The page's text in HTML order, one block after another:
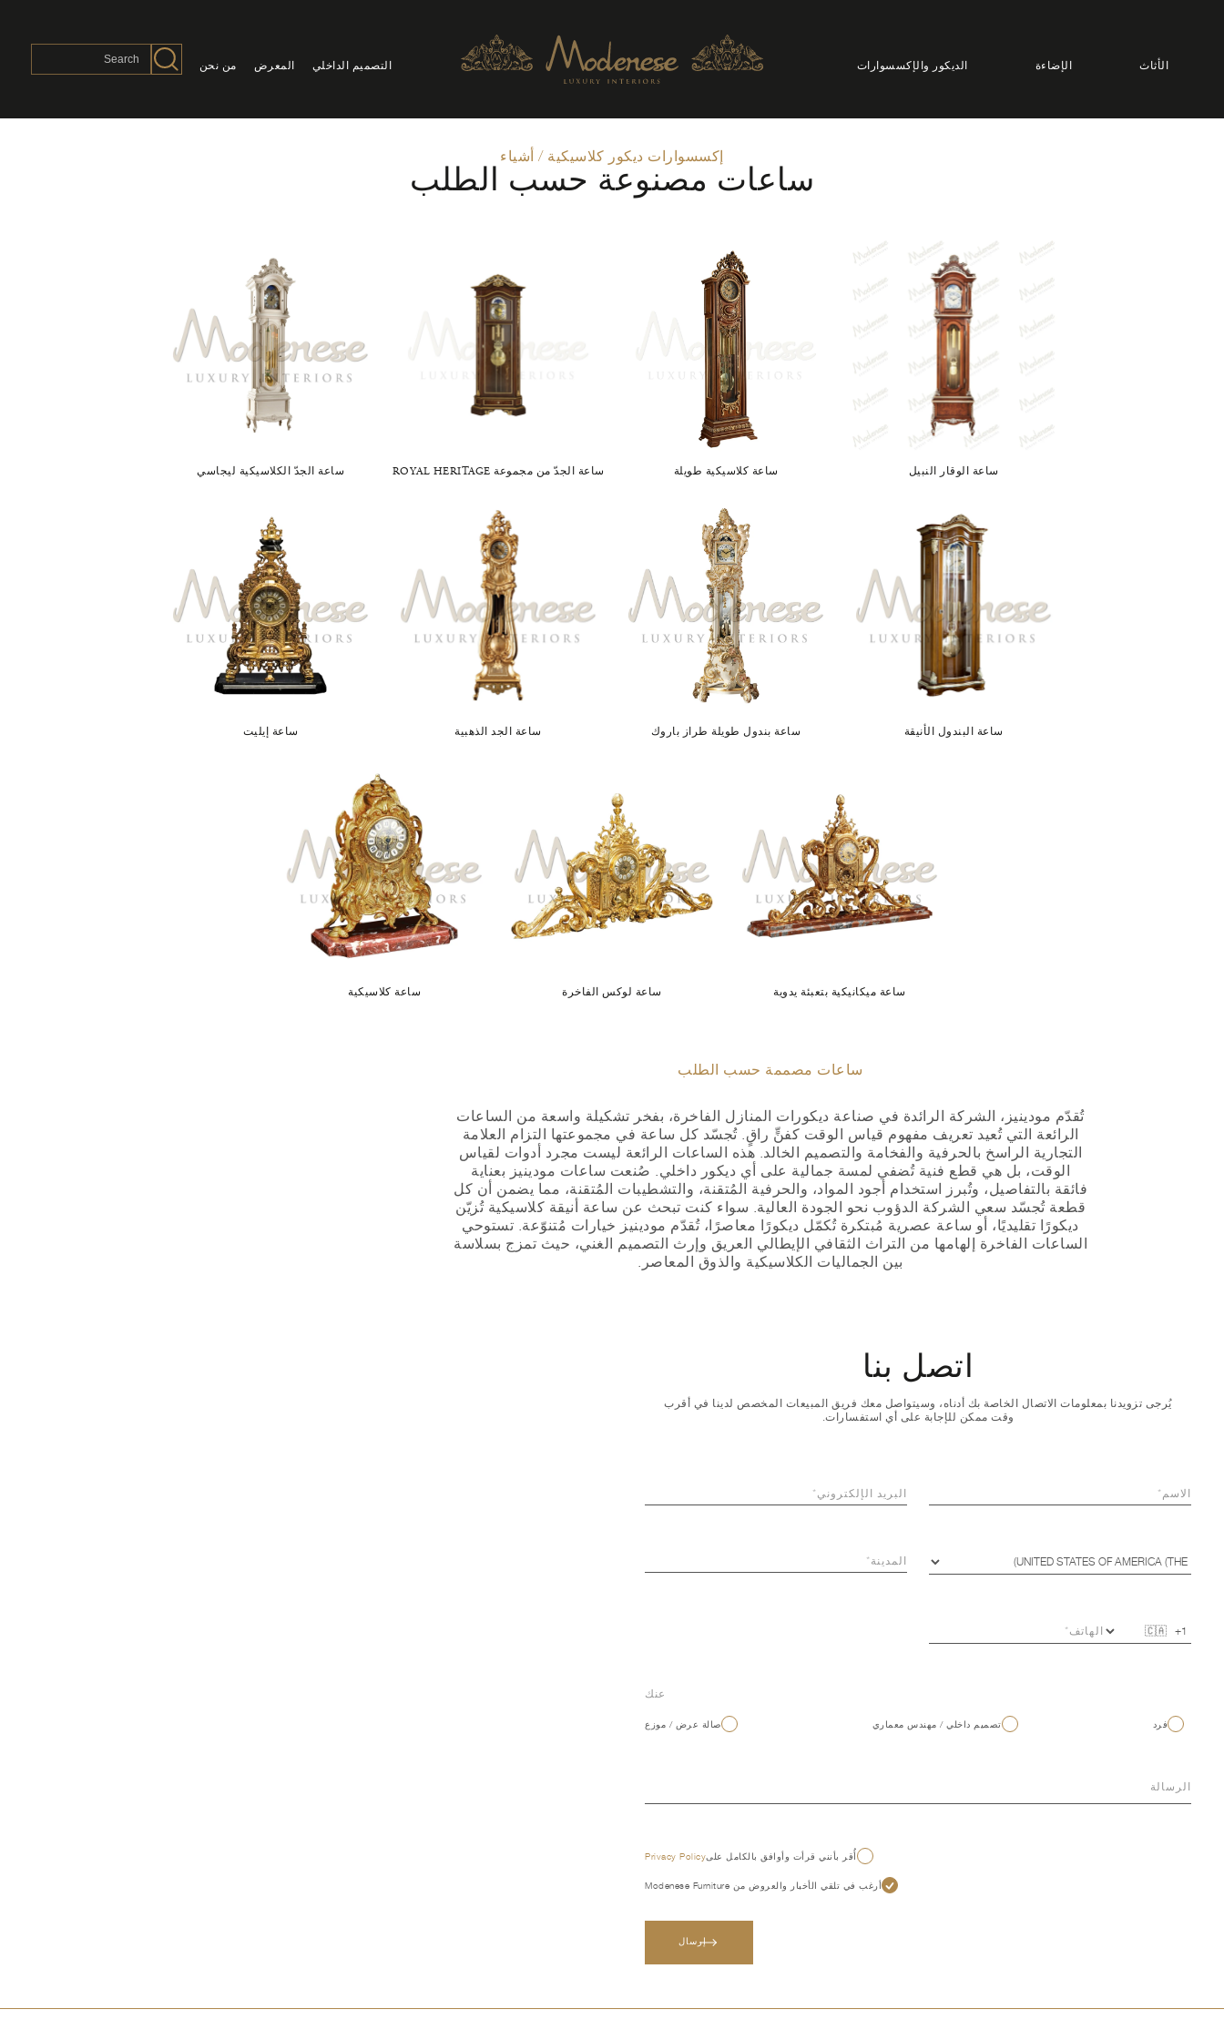
الأثاث الإضاءة الديكور والإكسسوارات التصميم الداخلي المعرض من نحن
إكسسوارات ديكور كلاسيكية / أشياء
ساعات مصنوعة حسب الطلب
ساعة الوقار النبيل ساعة كلاسيكية طويلة ساعة الجدّ من مجموعة ROYAL HERITAGE ساعة الجدّ الكلاسيكية ليجاسي
ساعة البندول الأنيقة ساعة بندول طويلة طراز باروك ساعة الجد الذهبية ساعة إيليت
ساعة ميكانيكية بتعبئة يدوية ساعة لوكس الفاخرة ساعة كلاسيكية
ساعات مصممة حسب الطلب
تُقدّم مودينيز، الشركة الرائدة في صناعة ديكورات المنازل الفاخرة، بفخر تشكيلة واسعة من الساعات
الرائعة التي تُعيد تعريف مفهوم قياس الوقت كفنٍّ راقٍ. تُجسّد كل ساعة في مجموعتها التزام العلامة
التجارية الراسخ بالحرفية والفخامة والتصميم الخالد. هذه الساعات الرائعة ليست مجرد أدوات لقياس
الوقت، بل هي قطع فنية تُضفي لمسة جمالية على أي ديكور داخلي. صُنعت ساعات مودينيز بعناية
فائقة بالتفاصيل، وتُبرز استخدام أجود المواد، والحرفية المُتقنة، والتشطيبات المُتقنة، مما يضمن أن كل
قطعة تُجسّد سعي الشركة الدؤوب نحو الجودة العالية. سواء كنت تبحث عن ساعة أنيقة كلاسيكية تُزيّن
ديكورًا تقليديًا، أو ساعة عصرية مُبتكرة تُكمّل ديكورًا معاصرًا، تُقدّم مودينيز خيارات مُتنوّعة. تستوحي
الساعات الفاخرة إلهامها من التراث الثقافي الإيطالي العريق وإرث التصميم الغني، حيث تمزج بسلاسة
بين الجماليات الكلاسيكية والذوق المعاصر.
اتصل بنا
يُرجى تزويدنا بمعلومات الاتصال الخاصة بك أدناه، وسيتواصل معك فريق المبيعات المخصص لدينا في أقرب
وقت ممكن للإجابة على أي استفسارات.
عنك
فرد تصميم داخلي / مهندس معماري صالة عرض / موزع
أُقر بأنني قرأت وأوافق بالكامل علىPrivacy Policy
أرغب في تلقي الأخبار والعروض من Modenese Furniture
إرسال